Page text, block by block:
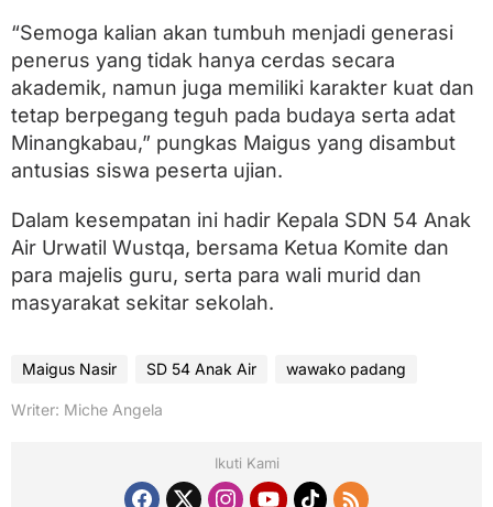
a
d
l
y
A
m
n
“Semoga kalian akan tumbuh menjadi generasi
penerus yang tidak hanya cerdas secara
akademik, namun juga memiliki karakter kuat dan
tetap berpegang teguh pada budaya serta adat
Minangkabau,” pungkas Maigus yang disambut
antusias siswa peserta ujian.
Dalam kesempatan ini hadir Kepala SDN 54 Anak
Air Urwatil Wustqa, bersama Ketua Komite dan
para majelis guru, serta para wali murid dan
masyarakat sekitar sekolah.
Maigus Nasir SD 54 Anak Air wawako padang
Writer: Miche Angela
Ikuti Kami